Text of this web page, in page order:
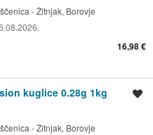
- Žitnjak, Borovje
16,98 €
kuglice 0.28g 1kg
- Žitnjak, Borovje